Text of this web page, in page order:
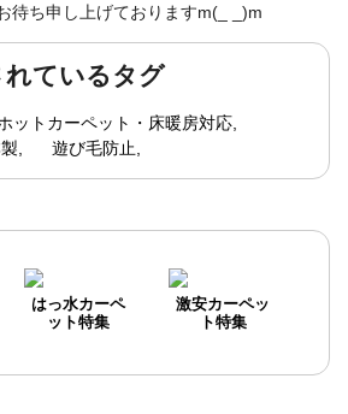
待ち申し上げておりますm(_ _)m
ているタグ
ットカーペット・床暖房対応
遊び毛防止
はっ水カーペ
ット特集
激安カーペッ
ト特集